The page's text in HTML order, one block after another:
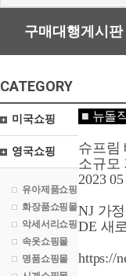
■ 뉴돌
슈프림
소규모
2023
NJ 가
DE 새
https://
구매대행게시판
CATEGORY
미국쇼핑
영국쇼핑
유아제품쇼핑몰
화장품쇼핑몰
악세서리쇼핑몰
속옷쇼핑몰
명품쇼핑몰